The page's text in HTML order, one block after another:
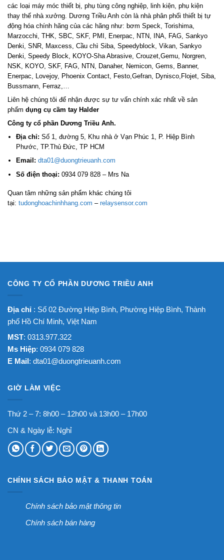
các loại máy móc thiết bị, phụ tùng công nghiệp, linh kiện, phụ kiện
thay thế nhà xưởng. Dương Triều Anh còn là nhà phân phối thiết bị tự
động hóa chính hãng của các hãng như: bơm Speck, Torishima,
Marzocchi, THK, SBC, SKF, PMI, Enerpac, NTN, INA, FAG, Sankyo
Denki, SNR, Maxcess, Cầu chì Siba, Speedyblock, Vikan, Sankyo
Denki, Speedy Block, KOYO-Sha Abrasive, Crouzet,Gemu, Norgren,
NSK, KOYO, SKF, FAG, NTN, Danaher, Nemicon, Gems, Banner,
Enerpac, Lovejoy, Phoenix Contact, Festo,Gefran, Dynisco,Flojet, Siba,
Bussmann, Ferraz,…
Liên hệ chúng tôi để nhận được sự tư vấn chính xác nhất về sản
phẩm dụng cụ cầm tay Halder
Công ty cổ phần Dương Triều Anh.
Địa chỉ: Số 1, đường 5, Khu nhà ở Vạn Phúc 1, P. Hiệp Bình
Phước, TP.Thủ Đức, TP HCM
Email: dta01@duongtrieuanh.com
Số điện thoại: 0934 079 828 – Mrs Na
Quan tâm những sản phẩm khác chúng tôi
tại: tudonghoachinhhang.com – relaysensor.com
CÔNG TY CỔ PHẦN DƯƠNG TRIỀU ANH
Địa chỉ : Số 02 Đường Hiệp Bình, Phường Hiệp Bình, Thành
phố Hồ Chí Minh, Việt Nam
MST: 0313.977.322
Ms Hiệp: 0934 079 828
E Mail: dta01@duongtrieuanh.com
GIỜ LÀM VIỆC
Thứ 2 – 7: 8h00 – 12h00 và 13h00 – 17h00
CN & Ngày lễ: Nghỉ
CHÍNH SÁCH BẢO MẬT & THANH TOÁN
Chính sách bảo mật thông tin
Chính sách bán hàng